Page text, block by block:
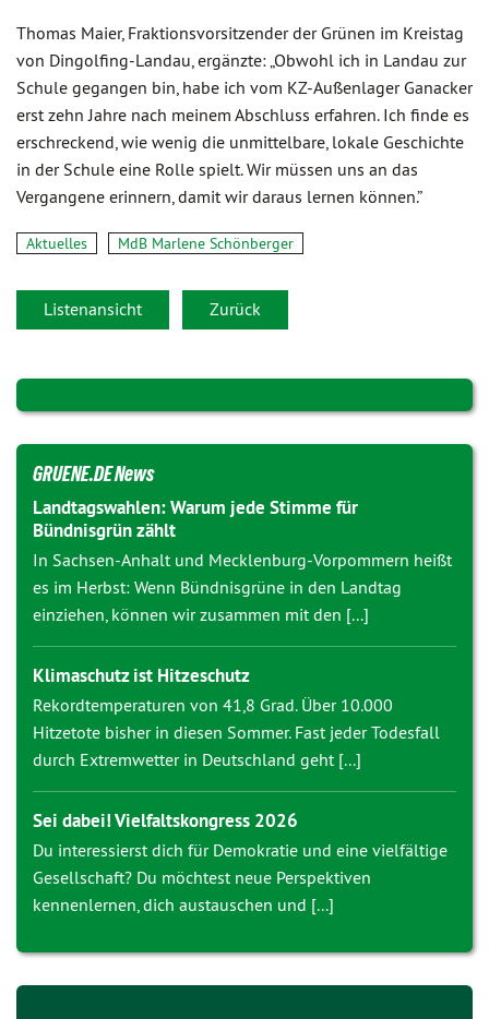
Thomas Maier, Fraktionsvorsitzender der Grünen im Kreistag
von Dingolfing-Landau, ergänzte: „Obwohl ich in Landau zur
Schule gegangen bin, habe ich vom KZ-Außenlager Ganacker
erst zehn Jahre nach meinem Abschluss erfahren. Ich finde es
erschreckend, wie wenig die unmittelbare, lokale Geschichte
in der Schule eine Rolle spielt. Wir müssen uns an das
Vergangene erinnern, damit wir daraus lernen können.”
Aktuelles MdB Marlene Schönberger
Listenansicht Zurück
GRUENE.DE News
Landtagswahlen: Warum jede Stimme für
Bündnisgrün zählt
In Sachsen-Anhalt und Mecklenburg-Vorpommern heißt
es im Herbst: Wenn Bündnisgrüne in den Landtag
einziehen, können wir zusammen mit den [...]
Klimaschutz ist Hitzeschutz
Rekordtemperaturen von 41,8 Grad. Über 10.000
Hitzetote bisher in diesen Sommer. Fast jeder Todesfall
durch Extremwetter in Deutschland geht [...]
Sei dabei! Vielfaltskongress 2026
Du interessierst dich für Demokratie und eine vielfältige
Gesellschaft? Du möchtest neue Perspektiven
kennenlernen, dich austauschen und [...]